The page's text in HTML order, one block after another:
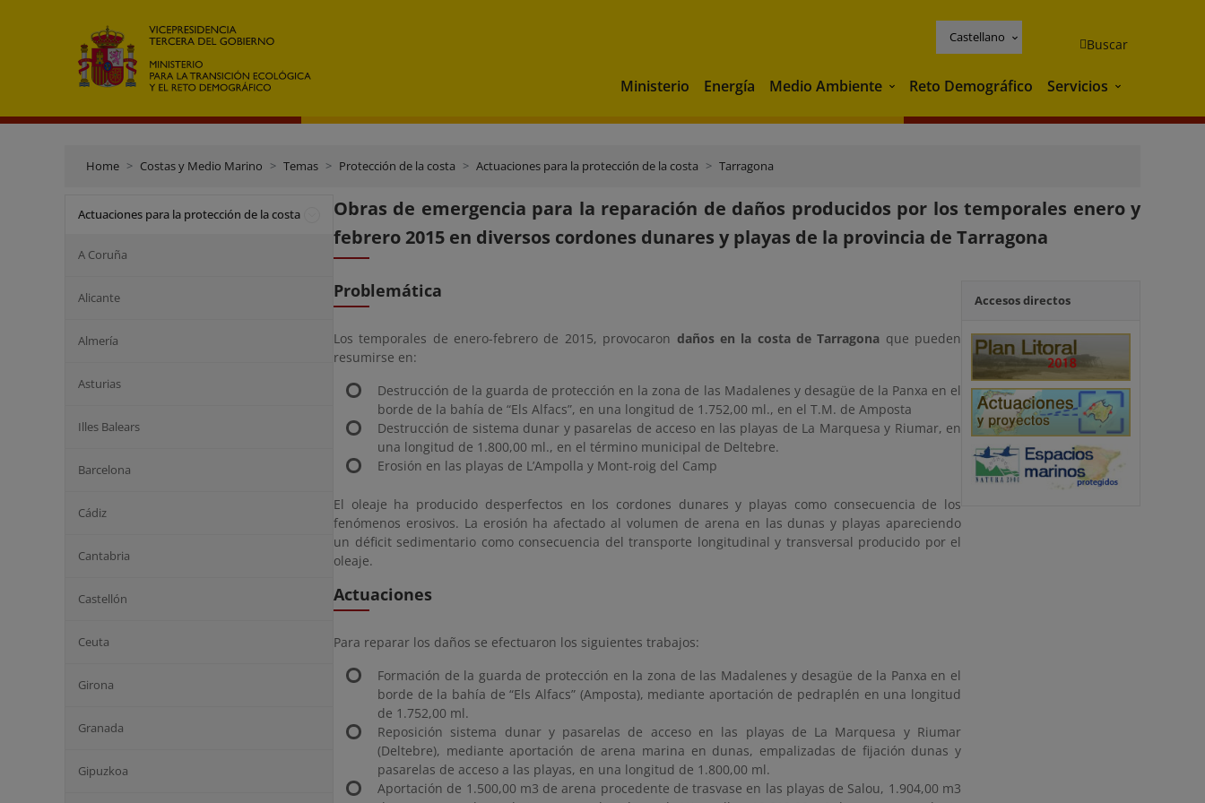
Castellano Buscar
Ministerio Energía Medio Ambiente Medio Ambiente
Reto Demográfico Servicios Servicios
Home Costas y Medio Marino Temas Protección de la costa Actuaciones para la protección de la costa Tarragona
Actuaciones para la protección de la costa
A Coruña
Alicante
Almería
Asturias
Illes Balears
Barcelona
Cádiz
Cantabria
Castellón
Ceuta
Girona
Granada
Gipuzkoa
Obras de emergencia para la reparación de daños producidos por los temporales enero y
febrero 2015 en diversos cordones dunares y playas de la provincia de Tarragona
Problemática
Los temporales de enero-febrero de 2015, provocaron daños en la costa de Tarragona que pueden
resumirse en:
Destrucción de la guarda de protección en la zona de las Madalenes y desagüe de la Panxa en el
borde de la bahía de “Els Alfacs”, en una longitud de 1.752,00 ml., en el T.M. de Amposta
Destrucción de sistema dunar y pasarelas de acceso en las playas de La Marquesa y Riumar, en
una longitud de 1.800,00 ml., en el término municipal de Deltebre.
Erosión en las playas de L’Ampolla y Mont-roig del Camp
El oleaje ha producido desperfectos en los cordones dunares y playas como consecuencia de los
fenómenos erosivos. La erosión ha afectado al volumen de arena en las dunas y playas apareciendo
un déficit sedimentario como consecuencia del transporte longitudinal y transversal producido por el
oleaje.
Actuaciones
Para reparar los daños se efectuaron los siguientes trabajos:
Formación de la guarda de protección en la zona de las Madalenes y desagüe de la Panxa en el
borde de la bahía de “Els Alfacs” (Amposta), mediante aportación de pedraplén en una longitud
de 1.752,00 ml.
Reposición sistema dunar y pasarelas de acceso en las playas de La Marquesa y Riumar
(Deltebre), mediante aportación de arena marina en dunas, empalizadas de fijación dunas y
pasarelas de acceso a las playas, en una longitud de 1.800,00 ml.
Aportación de 1.500,00 m3 de arena procedente de trasvase en las playas de Salou, 1.904,00 m3
Accesos directos